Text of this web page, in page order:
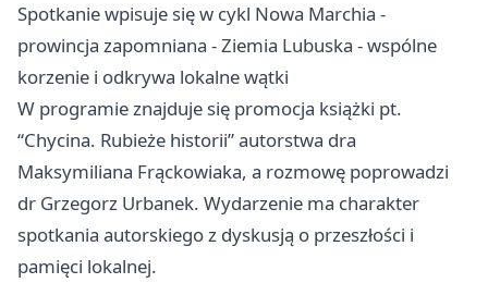
Spotkanie wpisuje się w cykl Nowa Marchia -
prowincja zapomniana - Ziemia Lubuska - wspólne
korzenie i odkrywa lokalne wątki
W programie znajduje się promocja książki pt.
“Chycina. Rubieże historii” autorstwa dra
Maksymiliana Frąckowiaka, a rozmowę poprowadzi
dr Grzegorz Urbanek. Wydarzenie ma charakter
spotkania autorskiego z dyskusją o przeszłości i
pamięci lokalnej.